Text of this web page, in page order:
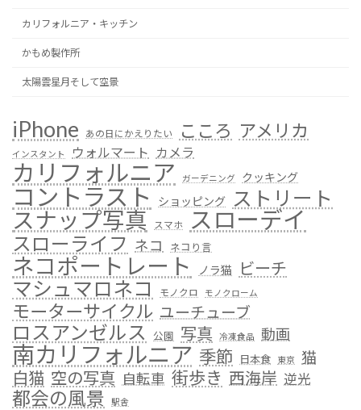
カリフォルニア・キッチン
かもめ製作所
太陽雲星月そして空景
iPhone あの日にかえりたい こころ アメリカ
インスタント ウォルマート カメラ
カリフォルニア ガーデニング クッキング
コントラスト ショッピング ストリート
スナップ写真 スマホ スローデイ
スローライフ ネコ ネコり言
ネコポートレート ノラ猫 ビーチ
マシュマロネコ モノクロ モノクローム
モーターサイクル ユーチューブ
ロスアンゼルス 公園 写真 冷凍食品 動画
南カリフォルニア 季節 日本食 東京 猫
白猫 空の写真 自転車 街歩き 西海岸 逆光
都会の風景 駅舎